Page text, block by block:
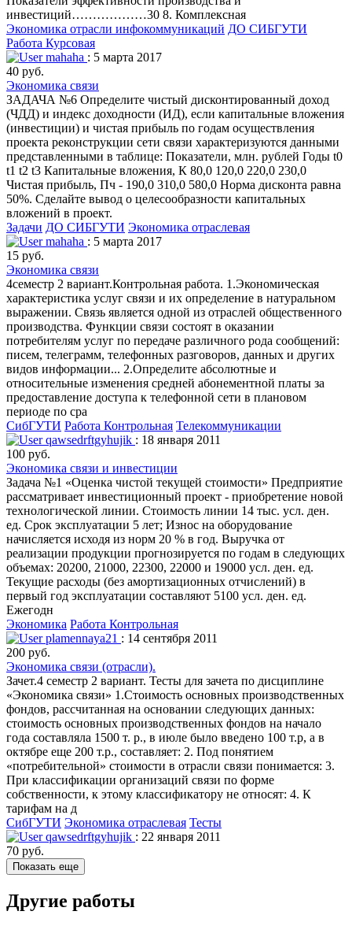
инвестиций………………30 8. Комплексная
Экономика отрасли инфокоммуникаций ДО СИБГУТИ
Работа Курсовая
mahaha : 5 марта 2017
40 руб.
Экономика связи
ЗАДАЧА №6 Определите чистый дисконтированный доход
(ЧДД) и индекс доходности (ИД), если капитальные вложения
(инвестиции) и чистая прибыль по годам осуществления
проекта реконструкции сети связи характеризуются данными
представленными в таблице: Показатели, млн. рублей Годы t0
t1 t2 t3 Капитальные вложения, К 80,0 120,0 220,0 230,0
Чистая прибыль, Пч - 190,0 310,0 580,0 Норма дисконта равна
50%. Сделайте вывод о целесообразности капитальных
вложений в проект.
Задачи ДО СИБГУТИ Экономика отраслевая
mahaha : 5 марта 2017
15 руб.
Экономика связи
4семестр 2 вариант.Контрольная работа. 1.Экономическая
характеристика услуг связи и их определение в натуральном
выражении. Связь является одной из отраслей общественного
производства. Функции связи состоят в оказании
потребителям услуг по передаче различного рода сообщений:
писем, телеграмм, телефонных разговоров, данных и других
видов информации... 2.Определите абсолютные и
относительные изменения средней абонементной платы за
предоставление доступа к телефонной сети в плановом
периоде по сра
СибГУТИ Работа Контрольная Телекоммуникации
qawsedrftgyhujik : 18 января 2011
100 руб.
Экономика связи и инвестиции
Задача №1 «Оценка чистой текущей стоимости» Предприятие
рассматривает инвестиционный проект - приобретение новой
технологической линии. Стоимость линии 14 тыс. усл. ден.
ед. Срок эксплуатации 5 лет; Износ на оборудование
начисляется исходя из норм 20 % в год. Выручка от
реализации продукции прогнозируется по годам в следующих
объемах: 20200, 21000, 22300, 22000 и 19000 усл. ден. ед.
Текущие расходы (без амортизационных отчислений) в
первый год эксплуатации составляют 5100 усл. ден. ед.
Ежегодн
Экономика Работа Контрольная
plamennaya21 : 14 сентября 2011
200 руб.
Экономика связи (отрасли).
Зачет.4 семестр 2 вариант. Тесты для зачета по дисциплине
«Экономика связи» 1.Стоимость основных производственных
фондов, рассчитанная на основании следующих данных:
стоимость основных производственных фондов на начало
года составляла 1500 т. р., в июле было введено 100 т.р, а в
октябре еще 200 т.р., составляет: 2. Под понятием
«потребительной» стоимости в отрасли связи понимается: 3.
При классификации организаций связи по форме
собственности, к этому классификатору не относят: 4. К
тарифам на д
СибГУТИ Экономика отраслевая Тесты
qawsedrftgyhujik : 22 января 2011
70 руб.
Показать еще
Другие работы